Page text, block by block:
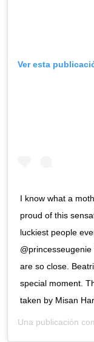
Ver esta
I know what a
proud of this
luckiest people
are so close.
special moment.
taken by Misan
Una publicación